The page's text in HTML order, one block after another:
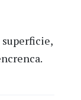
superficie,